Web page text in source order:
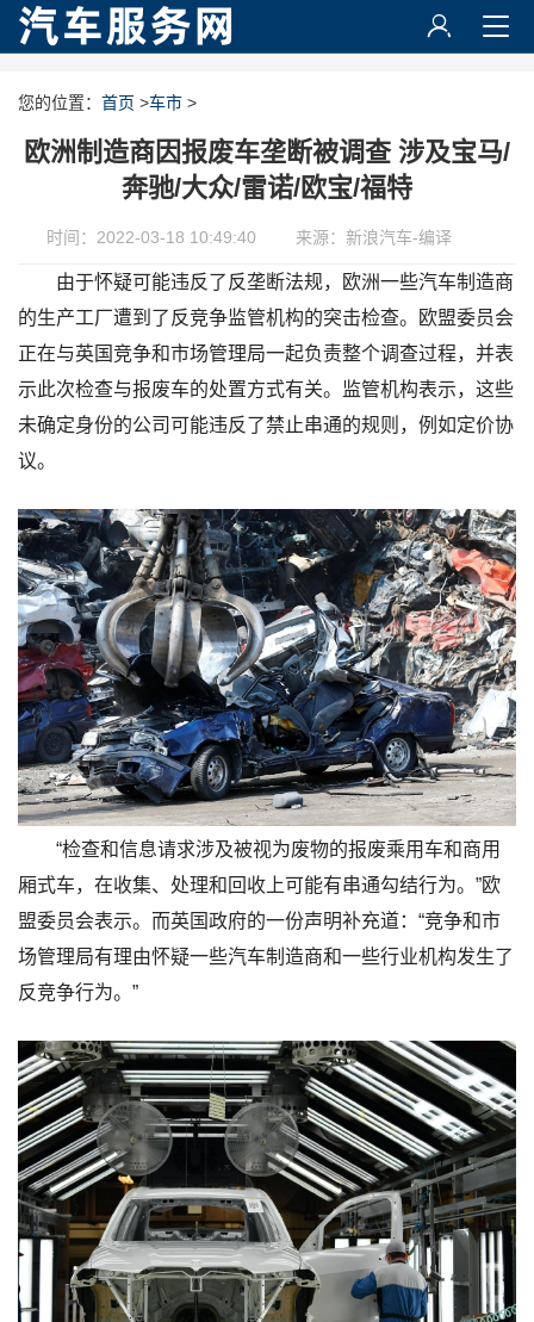
您的位置： 首页 >车市 >
欧洲制造商因报废车垄断被调查 涉及宝马/
奔驰/大众/雷诺/欧宝/福特
时间：2022-03-18 10:49:40 来源：新浪汽车-编译
由于怀疑可能违反了反垄断法规，欧洲一些汽车制造商
的生产工厂遭到了反竞争监管机构的突击检查。欧盟委员会
正在与英国竞争和市场管理局一起负责整个调查过程，并表
示此次检查与报废车的处置方式有关。监管机构表示，这些
未确定身份的公司可能违反了禁止串通的规则，例如定价协
议。
“检查和信息请求涉及被视为废物的报废乘用车和商用
厢式车，在收集、处理和回收上可能有串通勾结行为。”欧
盟委员会表示。而英国政府的一份声明补充道：“竞争和市
场管理局有理由怀疑一些汽车制造商和一些行业机构发生了
反竞争行为。”